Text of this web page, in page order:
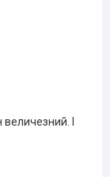
І